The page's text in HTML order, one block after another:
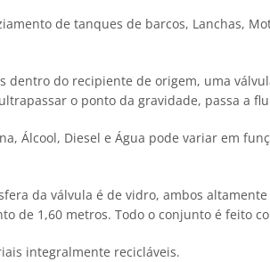
de tanques de barcos, Lanchas,
dentro do recipiente de origem, uma
o ponto da gravidade, passa a
Álcool, Diesel e Água pode variar em
da válvula é de vidro, ambos
de 1,60 metros. Todo o conjunto é feito
integralmente recicláveis.